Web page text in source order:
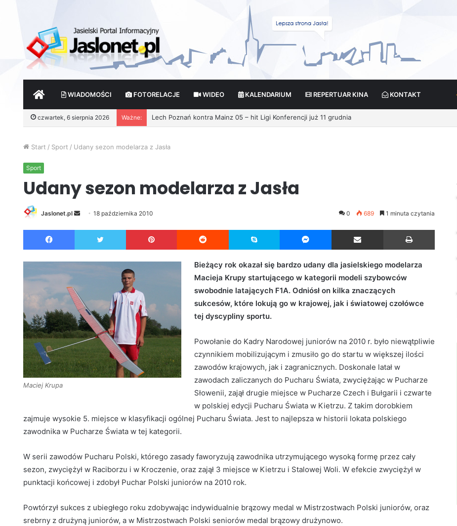
START WIADOMOŚCI FOTORELACJE WIDEO KALENDARIUM REPERTUAR KINA KONTAKT
czwartek, 6 sierpnia 2026 Ważne: Lech Poznań kontra Mainz 05 – hit Ligi Konferencji już 11 grudnia
Start / Sport / Udany sezon modelarza z Jasła
Sport
Udany sezon modelarza z Jasła
Jaslonet.pl
d
a
m
a
i
l
18 października 2010 0 689 1 minuta czytania
Facebook Twitter Pinterest Reddit Skype Messenger Udostępnij przez Email
Maciej Krupa
Bieżący rok okazał się bardzo udany dla jasielskiego modelarza
Macieja Krupy startującego w kategorii modeli szybowców
swobodnie latających F1A. Odniósł on kilka znaczących
sukcesów, które lokują go w krajowej, jak i światowej czołówce
tej dyscypliny sportu.
Powołanie do Kadry Narodowej juniorów na 2010 r. było niewątpliwie
czynnikiem mobilizującym i zmusiło go do startu w większej ilości
zawodów krajowych, jak i zagranicznych. Doskonale latał w
zawodach zaliczanych do Pucharu Świata, zwyciężając w Pucharze
Słowenii, zajął drugie miejsce w Pucharze Czech i Bułgarii i czwarte
w polskiej edycji Pucharu Świata w Kietrzu. Z takim dorobkiem
zajmuje wysokie 5. miejsce w klasyfikacji ogólnej Pucharu Świata. Jest to najlepsza w historii lokata polskiego
zawodnika w Pucharze Świata w tej kategorii.
W serii zawodów Pucharu Polski, którego zasady faworyzują zawodnika utrzymującego wysoką formę przez cały
sezon, zwyciężył w Raciborzu i w Kroczenie, oraz zajął 3 miejsce w Kietrzu i Stalowej Woli. W efekcie zwyciężył w
punktacji końcowej i zdobył Puchar Polski juniorów na 2010 rok.
Powtórzył sukces z ubiegłego roku zdobywając indywidualnie brązowy medal w Mistrzostwach Polski juniorów, oraz
srebrny z drużyną juniorów, a w Mistrzostwach Polski seniorów medal brązowy drużynowo.